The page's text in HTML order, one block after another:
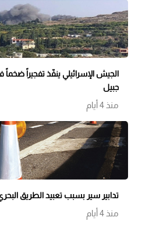
الجيش الإسرائيلي ينفّذ تفجيراً ضخماً
جبيل
منذ 4 أيام
تدابير سير بسبب تعبيد الطريق
منذ 4 أيام